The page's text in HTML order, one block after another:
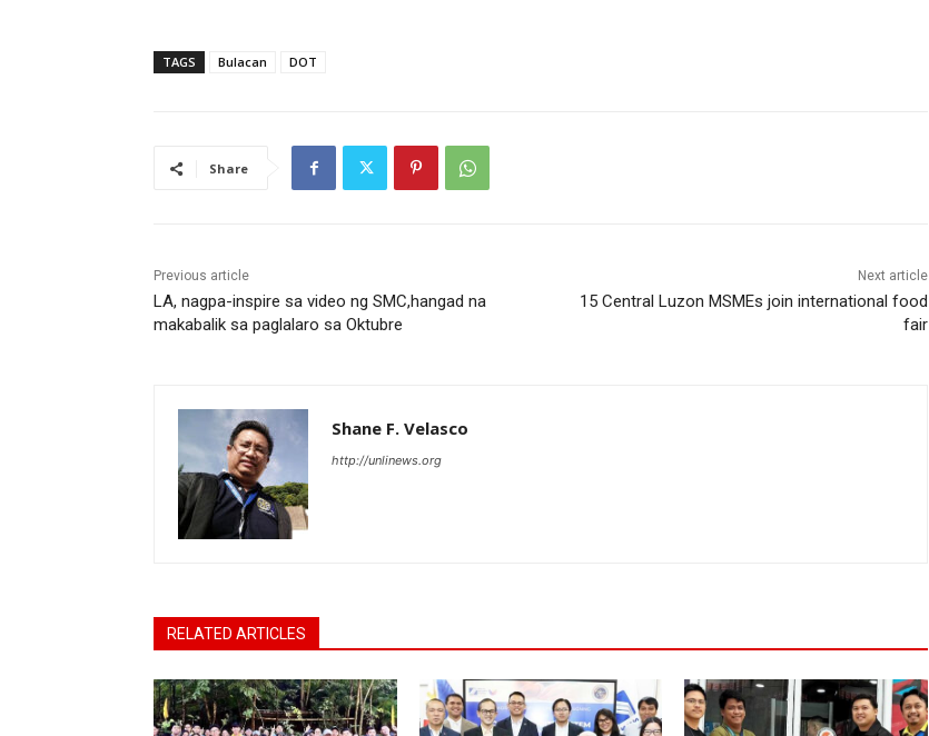
TAGS Bulacan DOT
Share
Previous article
LA, nagpa-inspire sa video ng SMC,hangad na
makabalik sa paglalaro sa Oktubre
Next article
15 Central Luzon MSMEs join international food
fair
Shane F. Velasco
http://unlinews.org
RELATED ARTICLES